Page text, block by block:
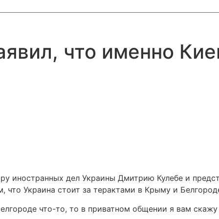
что именно
иностранных дел Украины Дмитрию Кулебе и
что Украина стоит за терактами в Крыму и
что-то, то в приватном общении я вам скажу